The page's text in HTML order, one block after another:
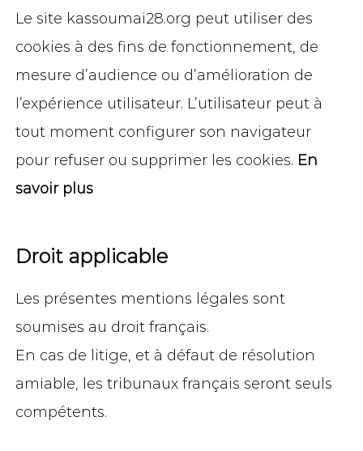
Le site kassoumai28.org peut utiliser des
cookies à des fins de fonctionnement, de
mesure d’audience ou d’amélioration de
l’expérience utilisateur. L’utilisateur peut à
tout moment configurer son navigateur
pour refuser ou supprimer les cookies. En
savoir plus
Droit applicable
Les présentes mentions légales sont
soumises au droit français.
En cas de litige, et à défaut de résolution
amiable, les tribunaux français seront seuls
compétents.